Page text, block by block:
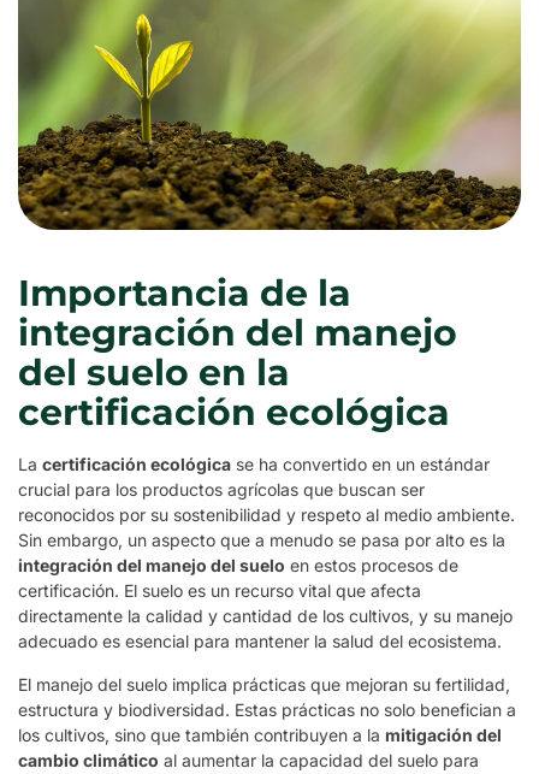
Importancia de la
integración del manejo
del suelo en la
certificación ecológica
La certificación ecológica se ha convertido en un estándar
crucial para los productos agrícolas que buscan ser
reconocidos por su sostenibilidad y respeto al medio ambiente.
Sin embargo, un aspecto que a menudo se pasa por alto es la
integración del manejo del suelo en estos procesos de
certificación. El suelo es un recurso vital que afecta
directamente la calidad y cantidad de los cultivos, y su manejo
adecuado es esencial para mantener la salud del ecosistema.
El manejo del suelo implica prácticas que mejoran su fertilidad,
estructura y biodiversidad. Estas prácticas no solo benefician a
los cultivos, sino que también contribuyen a la mitigación del
cambio climático al aumentar la capacidad del suelo para